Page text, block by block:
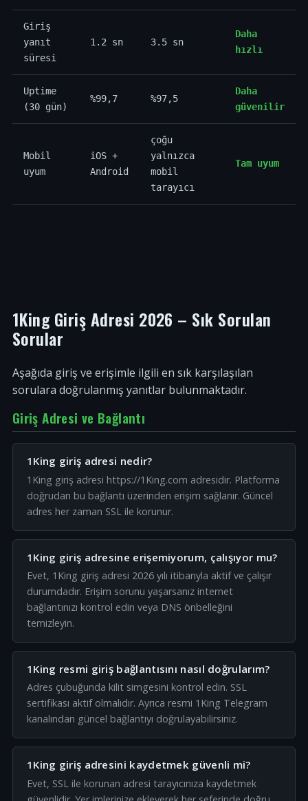
Giriş
yanıt
süresi
1.2 sn 3.5 sn
Daha
hızlı
Uptime
(30 gün)
%99,7 %97,5
Daha
güvenilir
Mobil
uyum
iOS +
Android
çoğu
yalnızca
mobil
tarayıcı
Tam uyum
1King Giriş Adresi 2026 – Sık Sorulan
Sorular
Aşağıda giriş ve erişimle ilgili en sık karşılaşılan
sorulara doğrulanmış yanıtlar bulunmaktadır.
Giriş Adresi ve Bağlantı
1King giriş adresi nedir?
1King giriş adresi https://1King.com adresidir. Platforma
doğrudan bu bağlantı üzerinden erişim sağlanır. Güncel
adres her zaman SSL ile korunur.
1King giriş adresine erişemiyorum, çalışıyor mu?
Evet, 1King giriş adresi 2026 yılı itibarıyla aktif ve çalışır
durumdadır. Erişim sorunu yaşarsanız internet
bağlantınızı kontrol edin veya DNS önbelleğini
temizleyin.
1King resmi giriş bağlantısını nasıl doğrularım?
Adres çubuğunda kilit simgesini kontrol edin. SSL
sertifikası aktif olmalıdır. Ayrıca resmi 1King Telegram
kanalından güncel bağlantıyı doğrulayabilirsiniz.
1King giriş adresini kaydetmek güvenli mi?
Evet, SSL ile korunan adresi tarayıcınıza kaydetmek